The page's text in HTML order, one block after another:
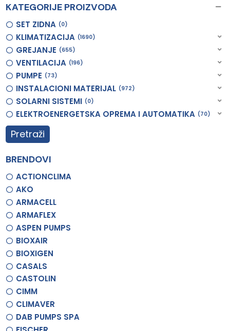
KATEGORIJE PROIZVODA
SET ZIDNA 0
KLIMATIZACIJA 1690
GREJANJE 655
VENTILACIJA 196
PUMPE 73
INSTALACIONI MATERIJAL 972
SOLARNI SISTEMI 0
ELEKTROENERGETSKA OPREMA I AUTOMATIKA 70
Pretraži
BRENDOVI
ACTIONCLIMA
AKO
ARMACELL
ARMAFLEX
ASPEN PUMPS
BIOXAIR
BIOXIGEN
CASALS
CASTOLIN
CIMM
CLIMAVER
DAB PUMPS SPA